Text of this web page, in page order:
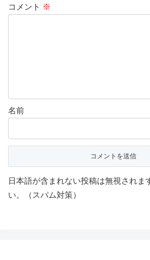
コメント ※
名前
日本語が含まれない投稿は無視されま
い。（スパム対策）